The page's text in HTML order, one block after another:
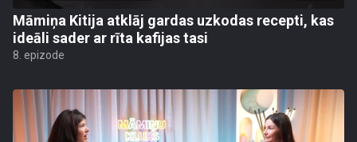
Māmiņa Kitija atklāj gardas uzkodas recepti, kas
ideāli sader ar rīta kafijas tasi
8. epizode